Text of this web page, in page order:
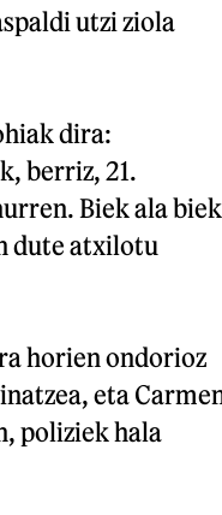
utzi ziola
dira:
berriz, 21.
Biek ala biek
dute atxilotu
horien ondorioz
eta
poliziek hala